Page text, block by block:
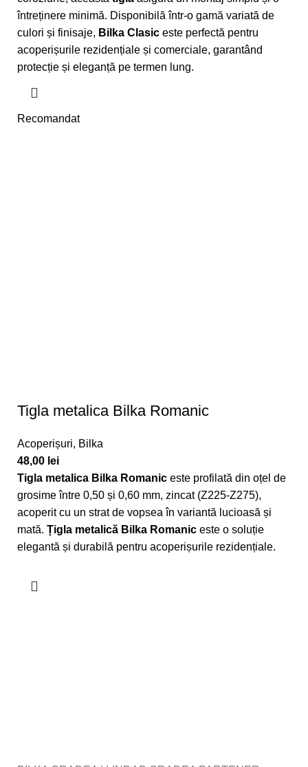
întreținere minimă. Disponibilă într-o gamă variată de
culori și finisaje, Bilka Clasic este perfectă pentru
acoperișurile rezidențiale și comerciale, garantând
protecție și eleganță pe termen lung.
Recomandat
Tigla metalica Bilka Romanic
Acoperișuri, Bilka
48,00 lei
Tigla metalica Bilka Romanic este profilată din oțel de
grosime între 0,50 și 0,60 mm, zincat (Z225-Z275),
acoperit cu un strat de vopsea în variantă lucioasă și
mată. Țigla metalică Bilka Romanic este o soluție
elegantă și durabilă pentru acoperișurile rezidențiale.